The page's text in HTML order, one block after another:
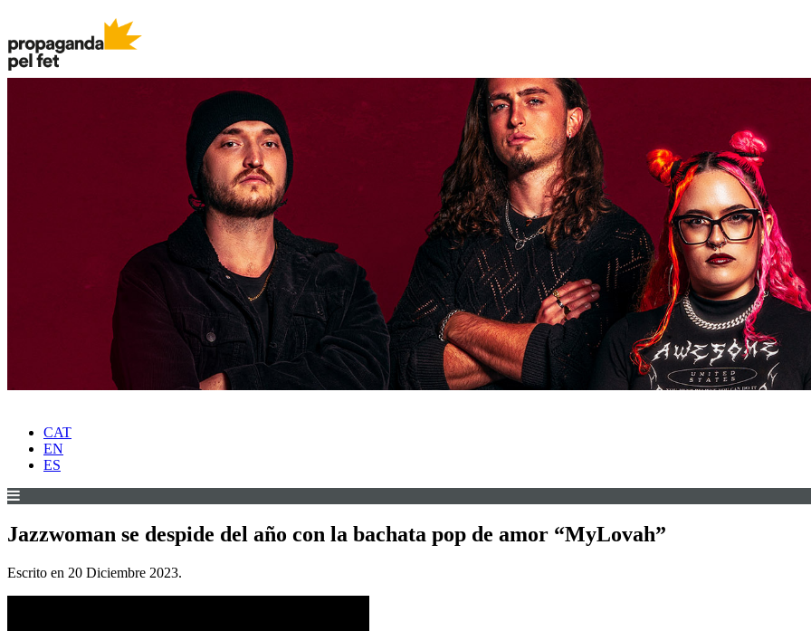
CAT
EN
ES
Jazzwoman se despide del año con la bachata pop de amor “MyLovah”
Escrito en 20 Diciembre 2023.